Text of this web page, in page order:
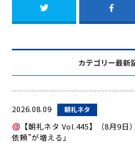
カテゴリー最新
2026.08.09 朝礼ネタ
【朝礼ネタ Vol.445】（8月9日
依頼”が増える」